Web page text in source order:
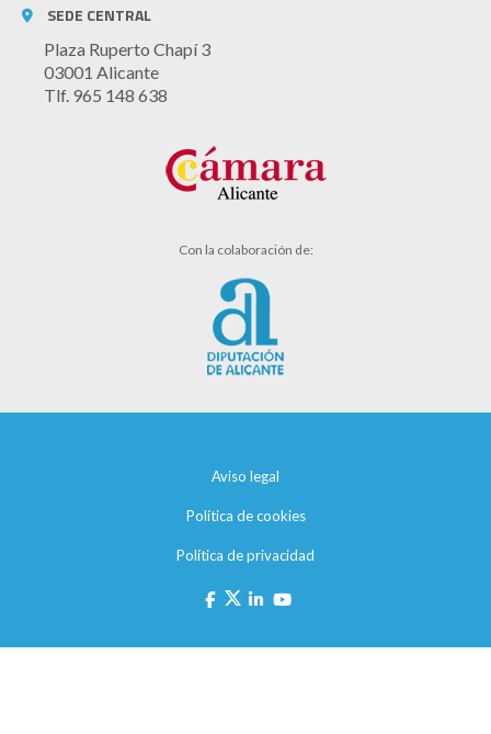
SEDE CENTRAL
Plaza Ruperto Chapí 3
03001 Alicante
Tlf. 965 148 638
Con la colaboración de:
Aviso legal
Política de cookies
Política de privacidad